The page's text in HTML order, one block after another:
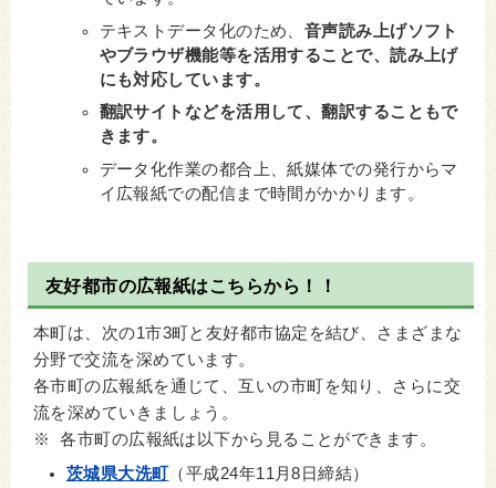
テキストデータ化のため、 音声読み上げソフト
やブラウザ機能等を活用することで、読み上げ
にも対応しています。
翻訳サイトなどを活用して、翻訳することもで
きます。
データ化作業の都合上、紙媒体での発行からマ
イ広報紙での配信まで時間がかかります。
友好都市の広報紙はこちらから！！
本町は、次の1市3町と友好都市協定を結び、さまざまな
分野で交流を深めています。
各市町の広報紙を通じて、互いの市町を知り、さらに交
流を深めていきましょう。
※ 各市町の広報紙は以下から見ることができます。
茨城県大洗町（平成24年11月8日締結）